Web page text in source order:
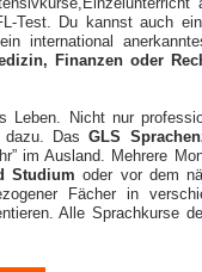
Test. Du kannst auch
international
Finanzen oder
Leben. Nicht nur
dazu. DasGLS
im Ausland. Mehrere
Studium oder vor dem
Fächer in
Alle Sprachkurse